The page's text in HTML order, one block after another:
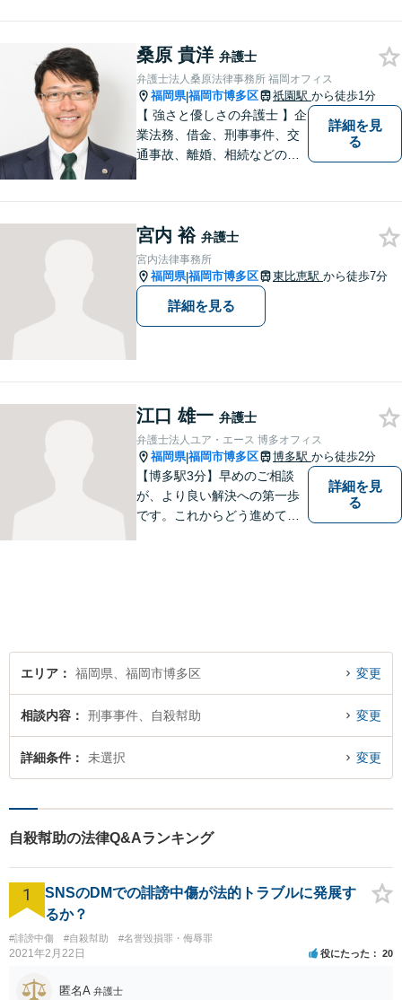
よる迅速で最適なリーガルサ
ービスを提供いたします。
桑原 貴洋 弁護士
弁護士法人桑原法律事務所 福岡オフィス
福岡県|福岡市博多区 祇園駅 から徒歩1分
【 強さと優しさの弁護士 】企
業法務、借金、刑事事件、交
通事故、離婚、相続などのご
なリーガルサービスを提供い
たします。
詳細を見
る
宮内 裕 弁護士
宮内法律事務所
福岡県|福岡市博多区 東比恵駅 から徒歩7分
詳細を見る
江口 雄一 弁護士
弁護士法人ユア・エース 博多オフィス
福岡県|福岡市博多区 博多駅 から徒歩2分
【博多駅3分】早めのご相談
が、より良い解決への第一歩
です。これからどう進めてい
詳細を見
る
エリア 福岡県、福岡市博多区 変更
相談内容 刑事事件、自殺幇助 変更
詳細条件 未選択 変更
自殺幇助の法律Q&Aランキング
1
SNSのDMでの誹謗中傷が法的トラブルに発展す
るか？
#誹謗中傷 #自殺幇助 #名誉毀損罪・侮辱罪
2021年2月22日 役にたった 20
匿名A 弁護士